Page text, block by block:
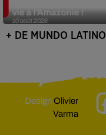
10 août 2026
vie à l’Amazonie !
+ DE MUNDO LATINO
DesignOlivier
Varma